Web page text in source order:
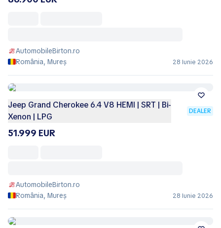
AutomobileBirton.ro
România, Mureș
28 Iunie 2026
Jeep Grand Cherokee 6.4 V8 HEMI | SRT | Bi-
Xenon | LPG
DEALER
51.999 EUR
AutomobileBirton.ro
România, Mureș
28 Iunie 2026